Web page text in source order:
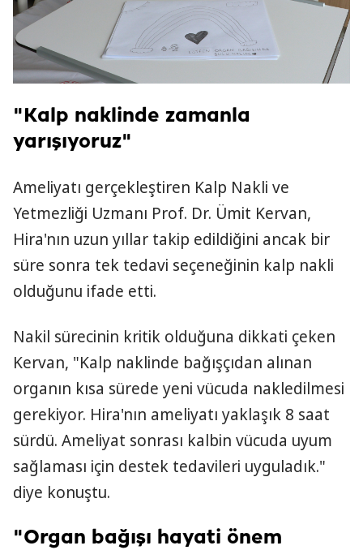
"Kalp naklinde zamanla
yarışıyoruz"
Ameliyatı gerçekleştiren Kalp Nakli ve
Yetmezliği Uzmanı Prof. Dr. Ümit Kervan,
Hira'nın uzun yıllar takip edildiğini ancak bir
süre sonra tek tedavi seçeneğinin kalp nakli
olduğunu ifade etti.
Nakil sürecinin kritik olduğuna dikkati çeken
Kervan, "Kalp naklinde bağışçıdan alınan
organın kısa sürede yeni vücuda nakledilmesi
gerekiyor. Hira'nın ameliyatı yaklaşık 8 saat
sürdü. Ameliyat sonrası kalbin vücuda uyum
sağlaması için destek tedavileri uyguladık."
diye konuştu.
"Organ bağışı hayati önem